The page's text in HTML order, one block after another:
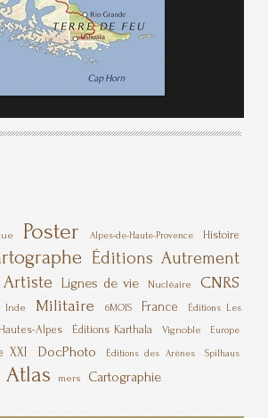
Poster Alpes-de-Haute-Provence Histoire
Éditions Autrement
Artiste Lignes de vie Nucléaire CNRS
Inde Militaire 6MOIS France Éditions Les
Alpes Éditions Karthala Vignoble Europe
XXI DocPhoto Éditions des Arènes Spilhaus
Atlas mers Cartographie